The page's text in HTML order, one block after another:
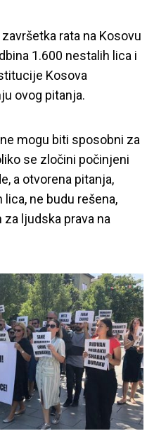
rata na Kosovu
1.600 nestalih lica i
Kosova
ovog pitanja.
mogu biti sposobni za
se zločini počinjeni
a otvorena pitanja,
ne budu rešena,
ljudska prava na